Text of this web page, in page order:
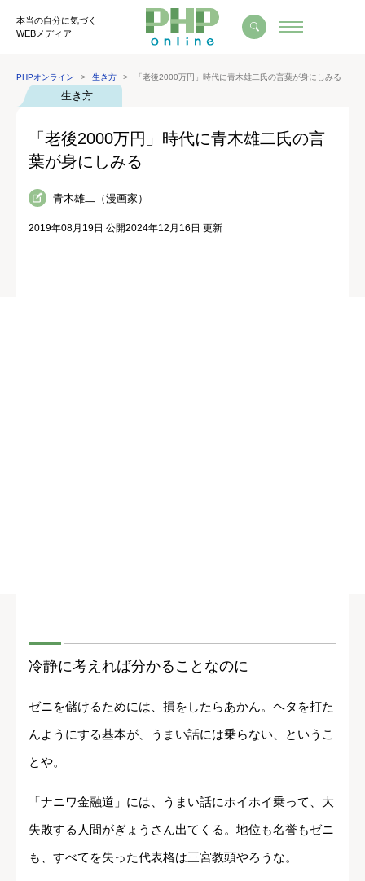
本当の自分に気づく
WEBメディア
PHPオンライン 生き方 「老後2000万円」時代に青木雄二氏の言葉が身にしみる
生き方
「老後2000万円」時代に青木雄二氏の言
葉が身にしみる
青木雄二（漫画家）
2019年08月19日 公開2024年12月16日 更新
冷静に考えれば分かることなのに
ゼニを儲けるためには、損をしたらあかん。ヘタを打た
んようにする基本が、うまい話には乗らない、というこ
とや。
「ナニワ金融道」には、うまい話にホイホイ乗って、大
失敗する人間がぎょうさん出てくる。地位も名誉もゼニ
も、すべてを失った代表格は三宮教頭やろうな。